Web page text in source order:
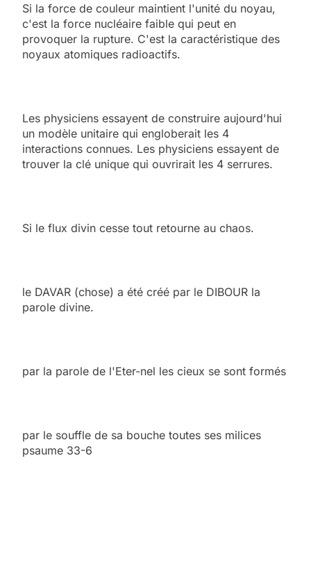
Si la force de couleur maintient l'unité du noyau,
c'est la force nucléaire faible qui peut en
provoquer la rupture. C'est la caractéristique des
noyaux atomiques radioactifs.
Les physiciens essayent de construire aujourd'hui
un modèle unitaire qui engloberait les 4
interactions connues. Les physiciens essayent de
trouver la clé unique qui ouvrirait les 4 serrures.
Si le flux divin cesse tout retourne au chaos.
le DAVAR (chose) a été créé par le DIBOUR la
parole divine.
par la parole de l'Eter-nel les cieux se sont formés
par le souffle de sa bouche toutes ses milices
psaume 33-6